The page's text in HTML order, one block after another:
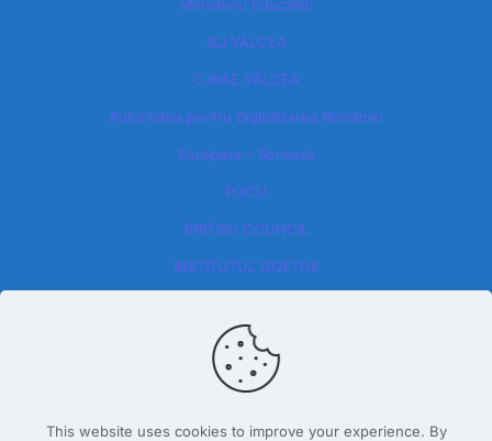
Ministerul Educatiei
ISJ VÂLCEA
CJRAE VÂLCEA
Autoritatea pentru Digitalizarea României​
Europass – Romania
POCU
BRITISH COUNCIL
INSTITUTUL GOETHE
This website uses cookies to improve your experience. By